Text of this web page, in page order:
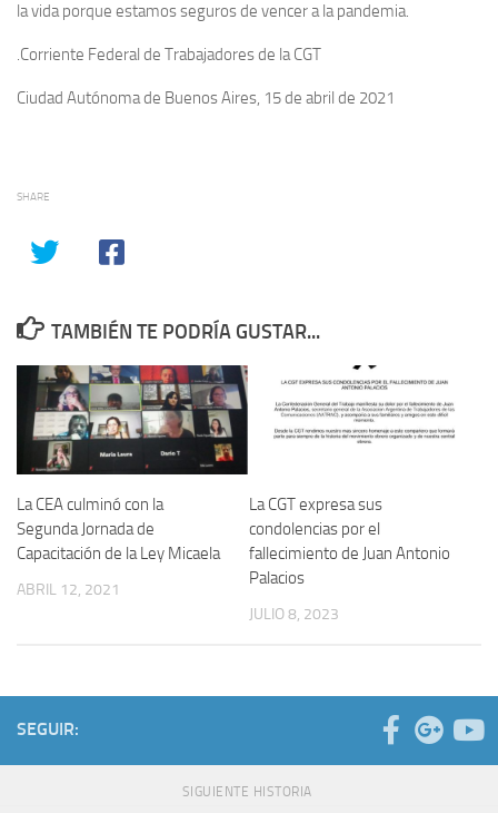
la vida porque estamos seguros de vencer a la pandemia.
.Corriente Federal de Trabajadores de la CGT
Ciudad Autónoma de Buenos Aires, 15 de abril de 2021
SHARE
TAMBIÉN TE PODRÍA GUSTAR...
La CEA culminó con la
Segunda Jornada de
Capacitación de la Ley Micaela
ABRIL 12, 2021
La CGT expresa sus
condolencias por el
fallecimiento de Juan Antonio
Palacios
JULIO 8, 2023
SEGUIR:
SIGUIENTE HISTORIA